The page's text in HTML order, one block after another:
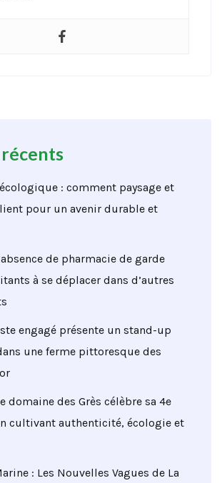
: comment paysage et
pour un avenir durable et
de pharmacie de garde
à se déplacer dans d’autres
engagé présente un stand-up
une ferme pittoresque des
domaine des Grès célèbre sa 4e
cultivant authenticité, écologie et
: Les Nouvelles Vagues de La